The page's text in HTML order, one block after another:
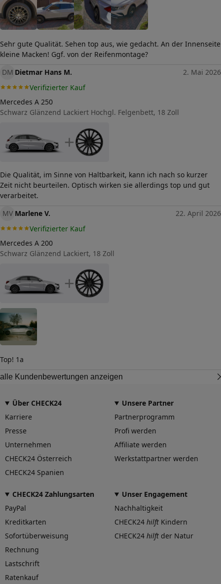
Herstellerkontakt
Wheelworld GmbH,
Hüttenstr. 3 38871
Ilsenburg/Harz
Deutschland,
info@wheelworld.de
Sehr gute Qualität. Sehen top aus, wie gedacht. An der Innenseite
kleine Macken! Ggf. von der Reifenmontage?
DM Dietmar Hans M.
2. Mai 2026
Verifizierter Kauf
Mercedes A 250
Schwarz Glänzend Lackiert Hochgl. Felgenbett, 18 Zoll
+
Die Qualität, im Sinne von Haltbarkeit, kann ich nach so kurzer
Zeit nicht beurteilen. Optisch wirken sie allerdings top und gut
verarbeitet.
MV Marlene V.
22. April 2026
Verifizierter Kauf
Mercedes A 200
Schwarz Glänzend Lackiert, 18 Zoll
+
Top! 1a
alle Kundenbewertungen anzeigen
Über CHECK24
Karriere
Presse
Unternehmen
CHECK24 Österreich
CHECK24 Spanien
Unsere Partner
Partnerprogramm
Profi werden
Affiliate werden
Werkstattpartner werden
CHECK24 Zahlungsarten
PayPal
Kreditkarten
Sofortüberweisung
Rechnung
Lastschrift
Ratenkauf
Unser Engagement
Nachhaltigkeit
CHECK24 hilft Kindern
CHECK24 hilft der Natur